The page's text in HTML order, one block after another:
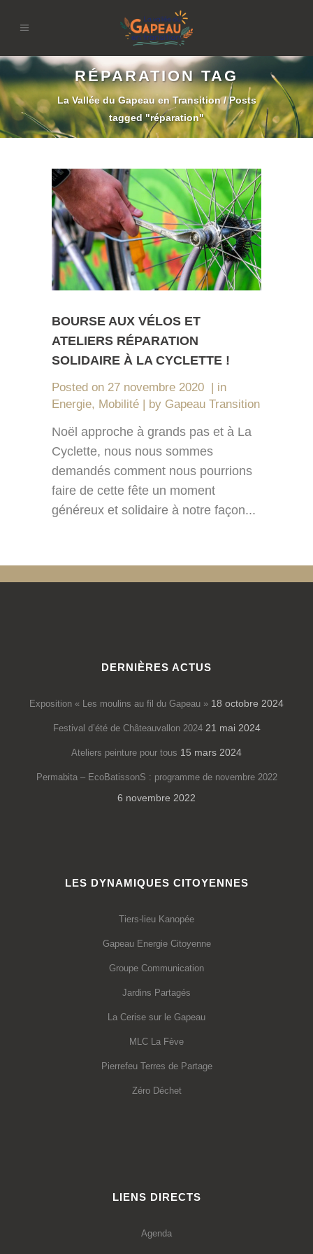
RÉPARATION TAG
La Vallée du Gapeau en Transition/Posts
tagged "réparation"
BOURSE AUX VÉLOS ET
ATELIERS RÉPARATION
SOLIDAIRE À LA CYCLETTE !
Posted on 27 novembre 2020
in
Energie, Mobilité by Gapeau Transition
Noël approche à grands pas et à La
Cyclette, nous nous sommes
demandés comment nous pourrions
faire de cette fête un moment
généreux et solidaire à notre façon...
DERNIÈRES ACTUS
Exposition « Les moulins au fil du Gapeau » 18 octobre 2024
Festival d’été de Châteauvallon 2024 21 mai 2024
Ateliers peinture pour tous 15 mars 2024
Permabita – EcoBatissonS : programme de novembre 2022
6 novembre 2022
LES DYNAMIQUES CITOYENNES
Tiers-lieu Kanopée
Gapeau Energie Citoyenne
Groupe Communication
Jardins Partagés
La Cerise sur le Gapeau
MLC La Fève
Pierrefeu Terres de Partage
Zéro Déchet
LIENS DIRECTS
Agenda